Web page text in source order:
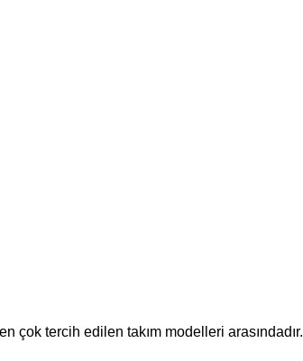
çok tercih edilen takım modelleri